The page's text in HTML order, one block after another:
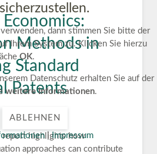
Methods in
Standard
Patents
report highlights how
approaches can contribute
dann stimmen Sie bitte der
Ihrem System zu. Klicken Sie hierzu
OK.
Datenschutz erhalten Sie auf der
weitere Informationen.
ABLEHNEN
|Impressum